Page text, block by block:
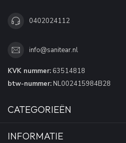
0402024112
info@sanitear.nl
KVK nummer: 63514818
btw-nummer: NL002415984B28
CATEGORIEËN
INFORMATIE